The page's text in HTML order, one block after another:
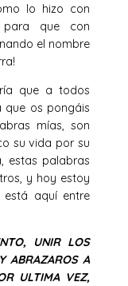
lo hizo con
para que con
el nombre
que a todos
que os pongáis
mías, son
su vida por su
estas palabras
y hoy estoy
está aquí entre
UNIR LOS
ABRAZAROS A
ULTIMA VEZ,